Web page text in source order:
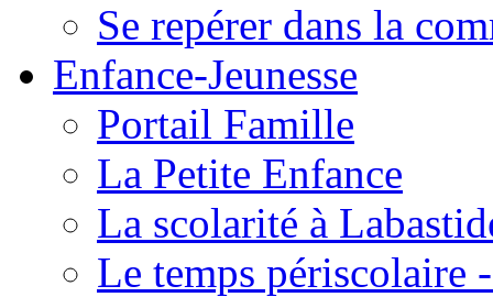
Se repérer dans la
Enfance-Jeunesse
Portail Famille
La Petite Enfance
La scolarité à
Le temps périscolaire